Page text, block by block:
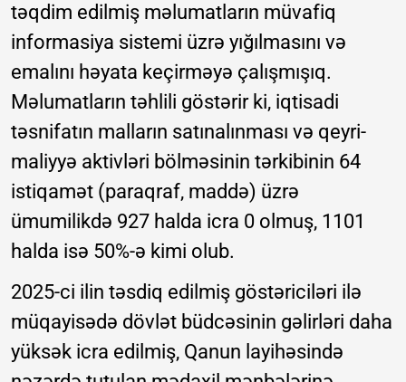
təqdim edilmiş məlumatların müvafiq
informasiya sistemi üzrə yığılmasını və
emalını həyata keçirməyə çalışmışıq.
Məlumatların təhlili göstərir ki, iqtisadi
təsnifatın malların satınalınması və qeyri-
maliyyə aktivləri bölməsinin tərkibinin 64
istiqamət (paraqraf, maddə) üzrə
ümumilikdə 927 halda icra 0 olmuş, 1101
halda isə 50%-ə kimi olub.
2025-ci ilin təsdiq edilmiş göstəriciləri ilə
müqayisədə dövlət büdcəsinin gəlirləri daha
yüksək icra edilmiş, Qanun layihəsində